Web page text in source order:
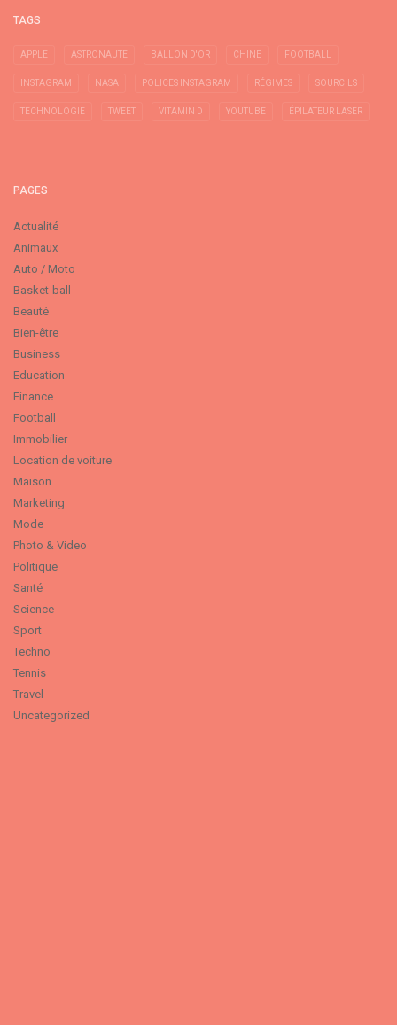
TAGS
APPLE ASTRONAUTE BALLON D'OR CHINE FOOTBALL
INSTAGRAM NASA POLICES INSTAGRAM RÉGIMES SOURCILS
TECHNOLOGIE TWEET VITAMIN D YOUTUBE ÉPILATEUR LASER
PAGES
Actualité
Animaux
Auto / Moto
Basket-ball
Beauté
Bien-être
Business
Education
Finance
Football
Immobilier
Location de voiture
Maison
Marketing
Mode
Photo & Video
Politique
Santé
Science
Sport
Techno
Tennis
Travel
Uncategorized